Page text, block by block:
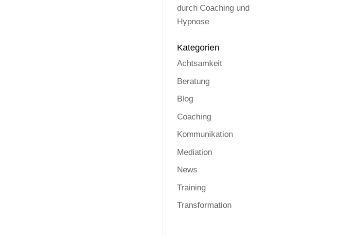
durch Coaching und
Hypnose
Kategorien
Achtsamkeit
Beratung
Blog
Coaching
Kommunikation
Mediation
News
Training
Transformation